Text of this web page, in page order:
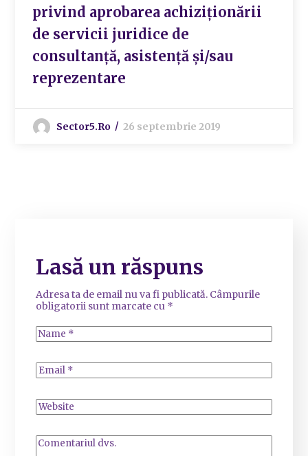
privind aprobarea achiziționării
de servicii juridice de
consultanță, asistență și/sau
reprezentare
Sector5.ro 26 septembrie 2019
Lasă un răspuns
Adresa ta de email nu va fi publicată. Câmpurile
obligatorii sunt marcate cu *